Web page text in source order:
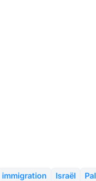
immigration Israël